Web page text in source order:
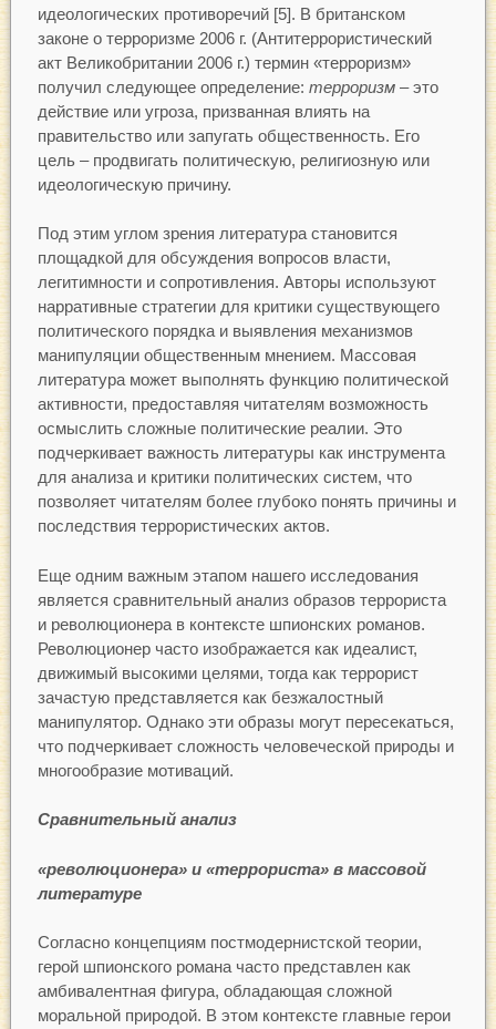
идеологических противоречий [5]. В британском
законе о терроризме 2006 г. (Антитеррористический
акт Великобритании 2006 г.) термин «терроризм»
получил следующее определение: терроризм – это
действие или угроза, призванная влиять на
правительство или запугать общественность. Его
цель – продвигать политическую, религиозную или
идеологическую причину.
Под этим углом зрения литература становится
площадкой для обсуждения вопросов власти,
легитимности и сопротивления. Авторы используют
нарративные стратегии для критики существующего
политического порядка и выявления механизмов
манипуляции общественным мнением. Массовая
литература может выполнять функцию политической
активности, предоставляя читателям возможность
осмыслить сложные политические реалии. Это
подчеркивает важность литературы как инструмента
для анализа и критики политических систем, что
позволяет читателям более глубоко понять причины и
последствия террористических актов.
Еще одним важным этапом нашего исследования
является сравнительный анализ образов террориста
и революционера в контексте шпионских романов.
Революционер часто изображается как идеалист,
движимый высокими целями, тогда как террорист
зачастую представляется как безжалостный
манипулятор. Однако эти образы могут пересекаться,
что подчеркивает сложность человеческой природы и
многообразие мотиваций.
Сравнительный анализ
«революционера» и «террориста» в массовой
литературе
Согласно концепциям постмодернистской теории,
герой шпионского романа часто представлен как
амбивалентная фигура, обладающая сложной
моральной природой. В этом контексте главные герои